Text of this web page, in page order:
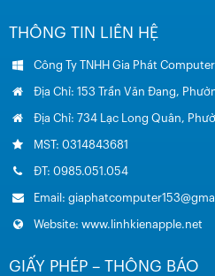
THÔNG TIN LIÊN HỆ
Công Ty TNHH Gia Phát Computer
Địa Chỉ: 153 Trần Văn Đang,
Địa Chỉ: 734 Lạc Long Quân,
MST: 0314843681
ĐT: 0985.051.054
Email:
Website: www.linhkienapple.net
GIẤY PHÉP – THÔNG BÁO